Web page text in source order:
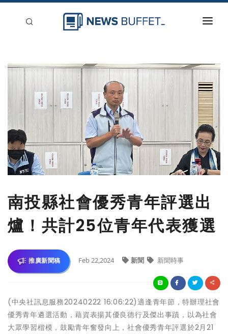
新聞稿分類
登入
刊登
南投縣社會優秀青年評選出
爐！共計25位青年代表獲選
推廣新聞稿 Feb 22,2024 新聞 新聞時事
(中央社訊息服務20240222 16:06:22)適逢青年節，特辦理社會
優秀青年遴選活動，藉資表揚其優良德行及傑出事蹟，以為社會
大眾學習楷模，鼓勵青年奮發向上，社會優秀青年評選於2月21